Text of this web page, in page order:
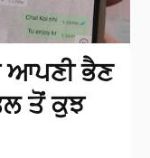
ਆਪਣੀ ਭੈਣ
ਤੋਂ ਕੁਝ